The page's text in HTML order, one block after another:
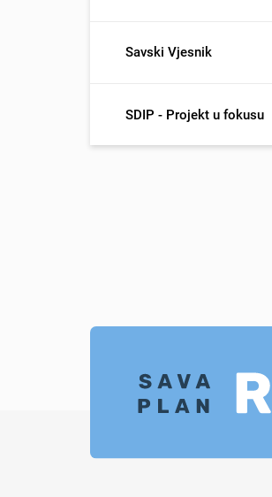
Savski Vjesnik
SDIP - Projekt u fokusu